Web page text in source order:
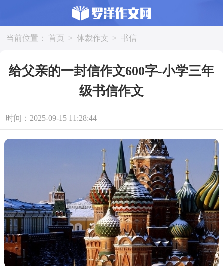
当前位置： 首页 > 体裁作文 > 书信
给父亲的一封信作文600字-小学三年
级书信作文
时间：2025-09-15 11:28:44